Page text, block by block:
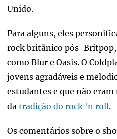
Unido.
Para alguns, eles
rock britânico pós-
como Blur e Oasis. O
jovens agradáveis e
estudantes e que não
da tradição do rock 'n roll.
Os comentários sobre o